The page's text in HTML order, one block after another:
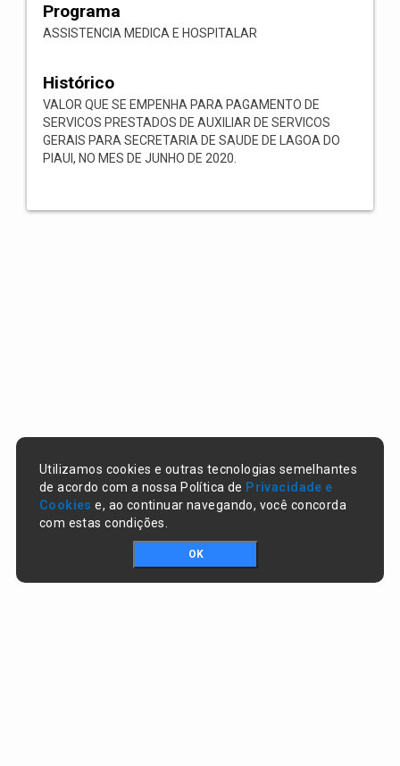
Programa
ASSISTENCIA MEDICA E HOSPITALAR
Histórico
VALOR QUE SE EMPENHA PARA PAGAMENTO DE
SERVICOS PRESTADOS DE AUXILIAR DE SERVICOS
GERAIS PARA SECRETARIA DE SAUDE DE LAGOA DO
PIAUI, NO MES DE JUNHO DE 2020.
Utilizamos cookies e outras tecnologias semelhantes
de acordo com a nossa Política de Privacidade e
Cookies e, ao continuar navegando, você concorda
com estas condições.
OK